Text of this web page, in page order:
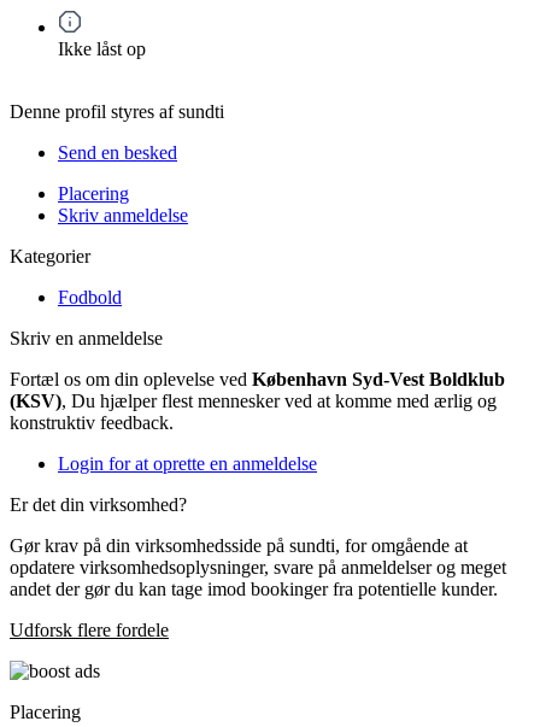
Ikke låst op
Denne profil styres af sundti
Send en besked
Placering
Skriv anmeldelse
Kategorier
Fodbold
Skriv en anmeldelse
Fortæl os om din oplevelse ved København Syd-Vest Boldklub
(KSV), Du hjælper flest mennesker ved at komme med ærlig og
konstruktiv feedback.
Login for at oprette en anmeldelse
Er det din virksomhed?
Gør krav på din virksomhedsside på sundti, for omgående at
opdatere virksomhedsoplysninger, svare på anmeldelser og meget
andet der gør du kan tage imod bookinger fra potentielle kunder.
Udforsk flere fordele
Placering